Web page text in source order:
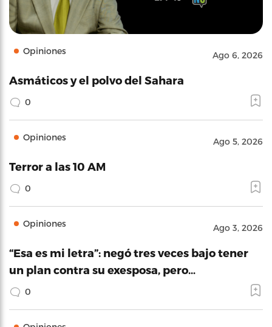
Opiniones Ago 6, 2026
Asmáticos y el polvo del Sahara
0
Opiniones Ago 5, 2026
Terror a las 10 AM
0
Opiniones Ago 3, 2026
“Esa es mi letra”: negó tres veces bajo tener
un plan contra su exesposa, pero…
0